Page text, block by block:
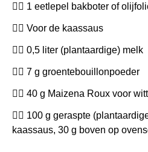
1 eetlepel bakboter of
Voor de kaassaus
0,5 liter (plantaardige) melk
7 g groentebouillonpoeder
40 g Maizena Roux voor
100 g geraspte
kaassaus, 30 g boven op